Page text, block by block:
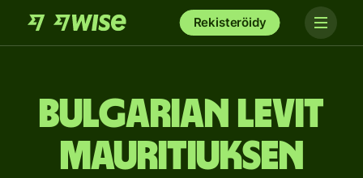
Rekisteröidy
Bulgarian levit
Mauritiuksen